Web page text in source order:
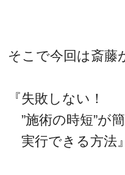
そこで今回は斎藤
『失敗しない！
”施術の時短”が
実行できる方法』